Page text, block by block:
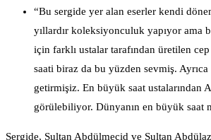
“Bu sergide yer alan eserler kendi
yıllardır koleksiyonculuk yapıyor ama
için farklı ustalar tarafından üretilen
saati biraz da bu yüzden sevmiş.
getirmişiz. En büyük saat ustalarından
görülebiliyor. Dünyanın en büyük saat
Sergide, Sultan Abdülmecid ve Sultan